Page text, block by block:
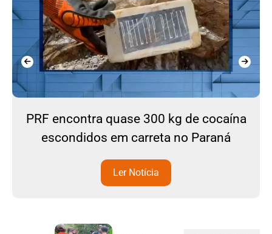
PRF encontra quase 300 kg de cocaína
escondidos em carreta no Paraná
Ler Notícia